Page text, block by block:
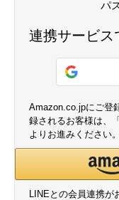
パ
連携サービス
Amazon.co.jpにご登
録されるお客様は、
よりお進みください。
LINEとの会員連携が